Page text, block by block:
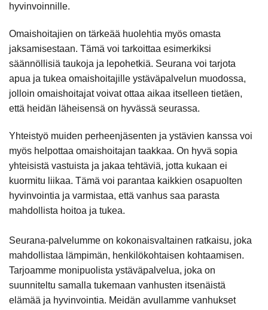
hyvinvoinnille.
Omaishoitajien on tärkeää huolehtia myös omasta
jaksamisestaan. Tämä voi tarkoittaa esimerkiksi
säännöllisiä taukoja ja lepohetkiä. Seurana voi tarjota
apua ja tukea omaishoitajille ystäväpalvelun muodossa,
jolloin omaishoitajat voivat ottaa aikaa itselleen tietäen,
että heidän läheisensä on hyvässä seurassa.
Yhteistyö muiden perheenjäsenten ja ystävien kanssa voi
myös helpottaa omaishoitajan taakkaa. On hyvä sopia
yhteisistä vastuista ja jakaa tehtäviä, jotta kukaan ei
kuormitu liikaa. Tämä voi parantaa kaikkien osapuolten
hyvinvointia ja varmistaa, että vanhus saa parasta
mahdollista hoitoa ja tukea.
Seurana-palvelumme on kokonaisvaltainen ratkaisu, joka
mahdollistaa lämpimän, henkilökohtaisen kohtaamisen.
Tarjoamme monipuolista ystäväpalvelua, joka on
suunniteltu samalla tukemaan vanhusten itsenäistä
elämää ja hyvinvointia. Meidän avullamme vanhukset